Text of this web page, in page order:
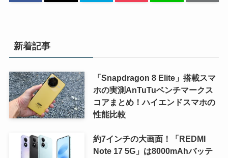
新着記事
「Snapdragon 8 Elite」搭載スマ
ホの実測AnTuTuベンチマークス
コアまとめ！ハイエンドスマホの
性能比較
約7インチの大画面！「REDMI
Note 17 5G」は8000mAhバッテ